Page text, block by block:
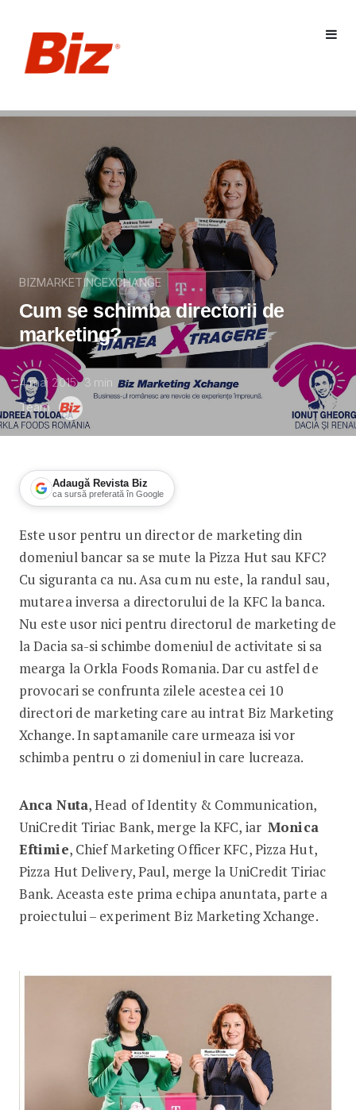
BIZMARKETINGEXCHANGE
Cum se schimba directorii de
marketing?
4 mai 2015 3 min
Team
Adaugă Revista Biz
ca sursă preferată în Google
Cum se schimba directorii de
Este usor pentru un director de marketing din
domeniul bancar sa se mute la Pizza Hut sau KFC?
Cu siguranta ca nu. Asa cum nu este, la randul sau,
mutarea inversa a directorului de la KFC la banca.
Nu este usor nici pentru directorul de marketing de
la Dacia sa-si schimbe domeniul de activitate si sa
mearga la Orkla Foods Romania. Dar cu astfel de
provocari se confrunta zilele acestea cei 10
directori de marketing care au intrat Biz Marketing
Xchange. In saptamanile care urmeaza isi vor
schimba pentru o zi domeniul in care lucreaza.
Anca Nuta, Head of Identity & Communication,
UniCredit Tiriac Bank, merge la KFC, iarMonica
Eftimie, Chief Marketing Officer KFC, Pizza Hut,
Pizza Hut Delivery, Paul, merge la UniCredit Tiriac
Bank. Aceasta este prima echipa anuntata, parte a
proiectului – experiment Biz Marketing Xchange.